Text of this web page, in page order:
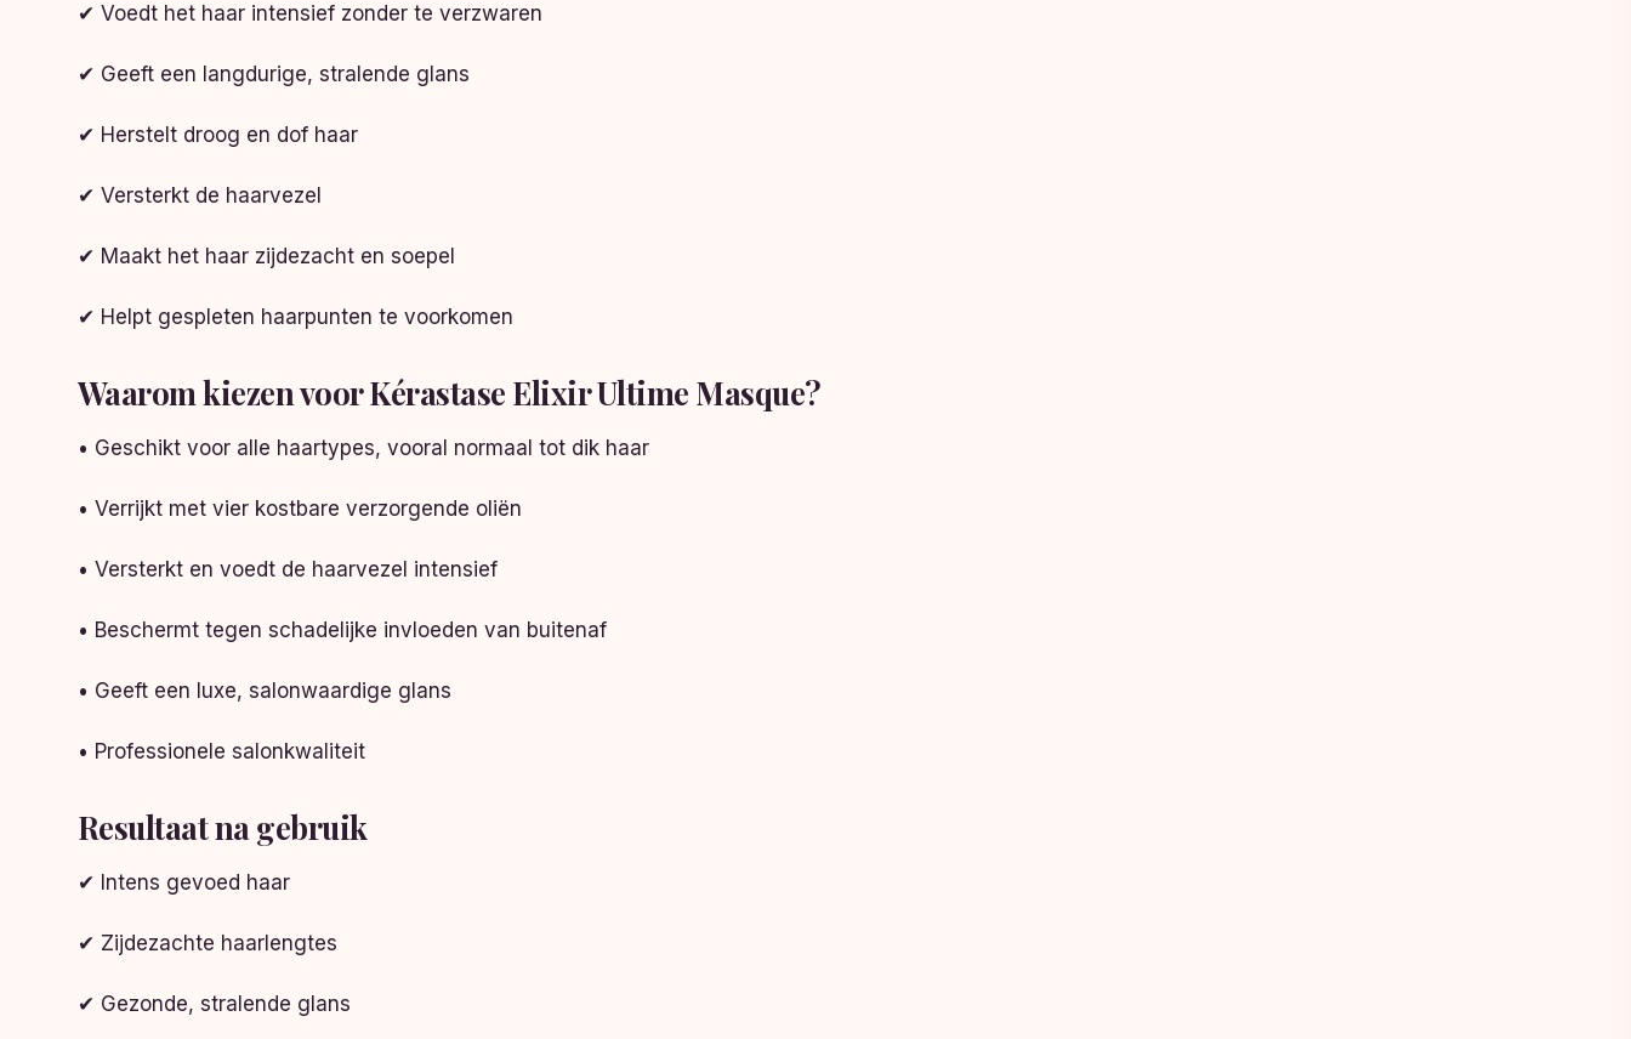
✔ Voedt het haar intensief zonder te verzwaren
✔ Geeft een langdurige, stralende glans
✔ Herstelt droog en dof haar
✔ Versterkt de haarvezel
✔ Maakt het haar zijdezacht en soepel
✔ Helpt gespleten haarpunten te voorkomen
Waarom kiezen voor Kérastase Elixir Ultime Masque?
• Geschikt voor alle haartypes, vooral normaal tot dik haar
• Verrijkt met vier kostbare verzorgende oliën
• Versterkt en voedt de haarvezel intensief
• Beschermt tegen schadelijke invloeden van buitenaf
• Geeft een luxe, salonwaardige glans
• Professionele salonkwaliteit
Resultaat na gebruik
✔ Intens gevoed haar
✔ Zijdezachte haarlengtes
✔ Gezonde, stralende glans